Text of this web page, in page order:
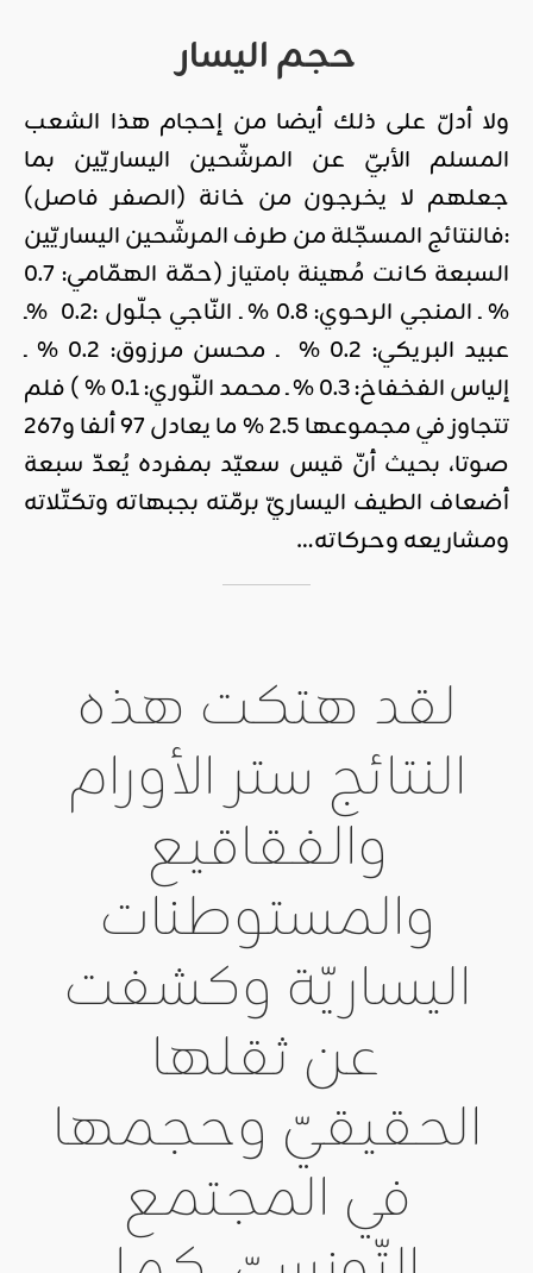
حجم اليسار
ولا أدلّ على ذلك أيضا من إحجام هذا الشعب
المسلم الأبيّ عن المرشّحين اليساريّين بما
جعلهم لا يخرجون من خانة (الصفر فاصل)
:فالنتائج المسجّلة من طرف المرشّحين اليساريّين
السبعة كانت مُهينة بامتياز (حمّة الهمّامي: 0.7
% ـ المنجي الرحوي: 0.8 % ـ النّاجي جلّول :0.2 %ـ
عبيد البريكي: 0.2 % ـ محسن مرزوق: 0.2 % ـ
إلياس الفخفاخ: 0.3 % ـ محمد النّوري: 0.1 % ) فلم
تتجاوز في مجموعها 2.5 % ما يعادل 97 ألفا و267
صوتا، بحيث أنّ قيس سعيّد بمفرده يُعدّ سبعة
أضعاف الطيف اليساريّ برمّته بجبهاته وتكتّلاته
ومشاريعه وحركاته…
لقد هتكت هذه
النتائج ستر الأورام
والفقاقيع
والمستوطنات
اليساريّة وكشفت
عن ثقلها
الحقيقيّ وحجمها
في المجتمع